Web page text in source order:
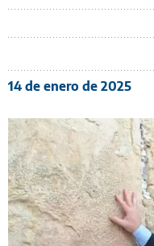
14 de enero de 2025